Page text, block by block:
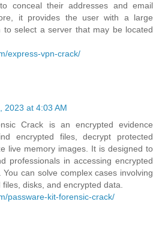
conceal their addresses and email
it provides the user with a large
to select a server that may be located
express-vpn-crack/
2023 at 4:03 AM
Crack is an encrypted evidence
encrypted files, decrypt protected
live memory images. It is designed to
professionals in accessing encrypted
You can solve complex cases involving
disks, and encrypted data.
passware-kit-forensic-crack/